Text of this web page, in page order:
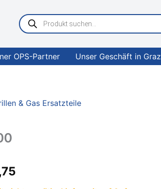
Products
search
OPS-Partner Unser Geschäft in Graz
& Gas Ersatzteile